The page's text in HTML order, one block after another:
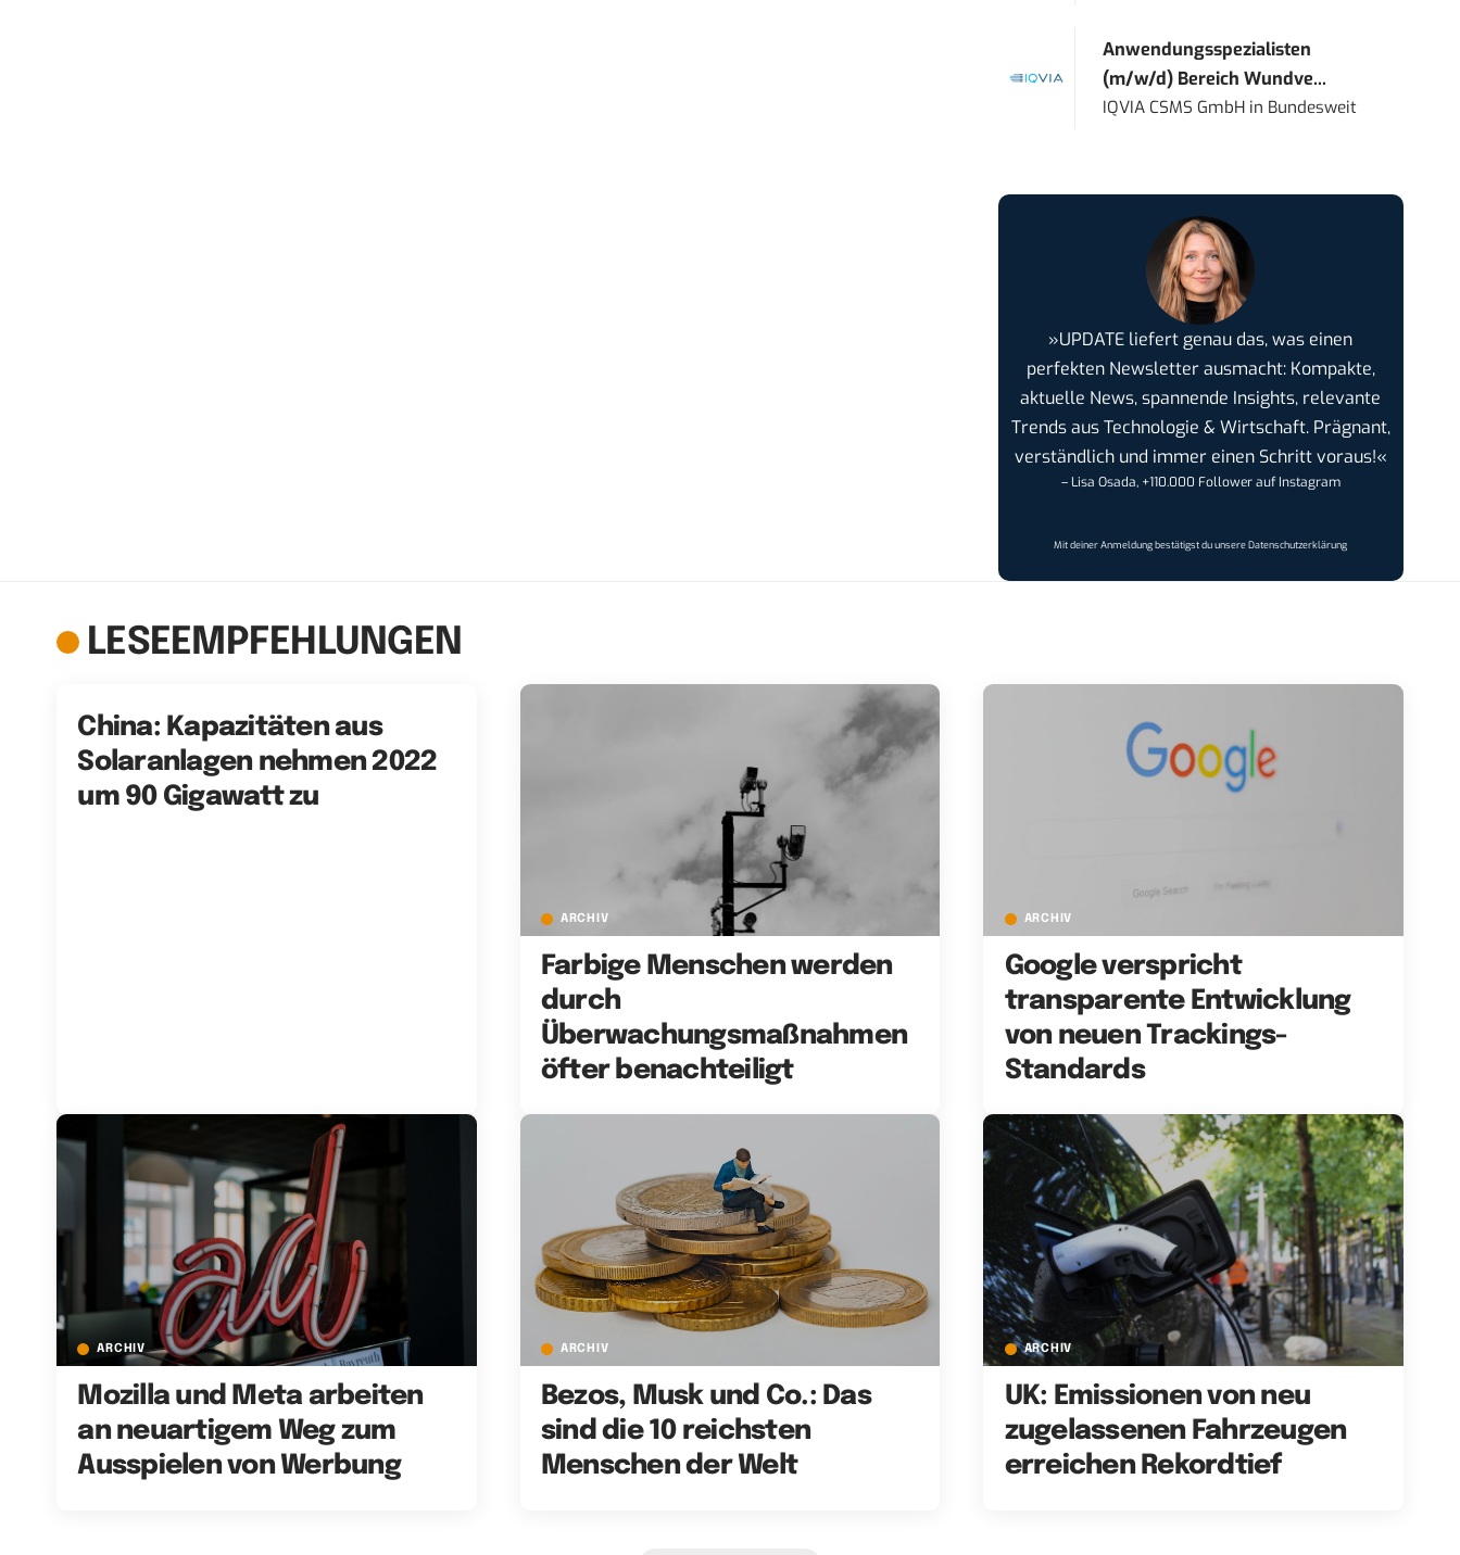
Anwendungsspezialisten
(m/w/d) Bereich Wundve...
IQVIA CSMS GmbH in Bundesweit
»UPDATE liefert genau das, was einen
perfekten Newsletter ausmacht: Kompakte,
aktuelle News, spannende Insights, relevante
Trends aus Technologie & Wirtschaft. Prägnant,
verständlich und immer einen Schritt voraus!«
– Lisa Osada, +110.000 Follower auf Instagram
Mit deiner Anmeldung bestätigst du unsereDatenschutzerklärung
LESEEMPFEHLUNGEN
China: Kapazitäten aus
Solaranlagen nehmen 2022
um 90 Gigawatt zu
ARCHIV
Farbige Menschen werden
durch
Überwachungsmaßnahmen
öfter benachteiligt
ARCHIV
Google verspricht
transparente Entwicklung
von neuen Trackings-
Standards
ARCHIV
Mozilla und Meta arbeiten
an neuartigem Weg zum
Ausspielen von Werbung
ARCHIV
Bezos, Musk und Co.: Das
sind die 10 reichsten
Menschen der Welt
ARCHIV
UK: Emissionen von neu
zugelassenen Fahrzeugen
erreichen Rekordtief